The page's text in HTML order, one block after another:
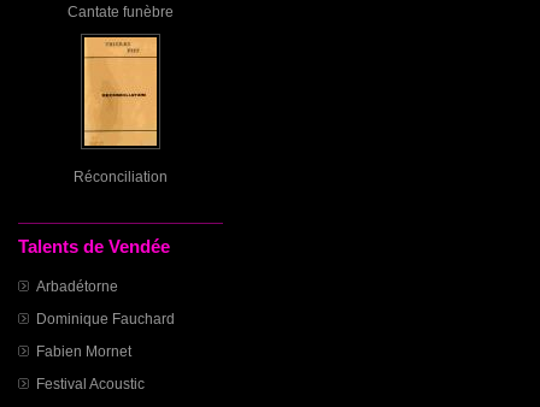
Cantate funèbre
Réconciliation
Talents de Vendée
Arbadétorne
Dominique Fauchard
Fabien Mornet
Festival Acoustic